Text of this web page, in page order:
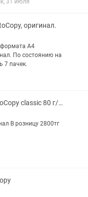
31 июля
оригинал.
А4
на
7 пачек.
А4 бумага SvetoCopy classic 80 г/м3 500 лист/пач 5 пач/кор оригинал